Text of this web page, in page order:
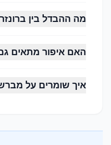
פריימר יוצר בסיס חלק
מה ההבדל בין ברונזר
האם איפור מתאים
איך שומרים על